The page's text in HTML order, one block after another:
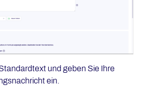
und geben Sie Ihre
ein.